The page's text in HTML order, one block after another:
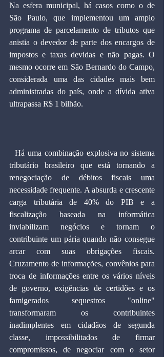
Na esfera municipal, há casos como o de
São Paulo, que implementou um amplo
programa de parcelamento de tributos que
anistia o devedor de parte dos encargos de
impostos e taxas devidas e não pagas. O
mesmo ocorre em São Bernardo do Campo,
considerada uma das cidades mais bem
administradas do país, onde a dívida ativa
ultrapassa R$ 1 bilhão.
  Há uma combinação explosiva no sistema
tributário brasileiro que está tornando a
renegociação de débitos fiscais uma
necessidade frequente. A absurda e crescente
carga tributária de 40% do PIB e a
fiscalização baseada na informática
inviabilizam negócios e tornam o
contribuinte um pária quando não consegue
arcar com suas obrigações fiscais.
Cruzamento de informações, convênios para
troca de informações entre os vários níveis
de governo, exigências de certidões e os
famigerados sequestros "online"
transformaram os contribuintes
inadimplentes em cidadãos de segunda
classe, impossibilitados de firmar
compromissos, de negociar com o setor